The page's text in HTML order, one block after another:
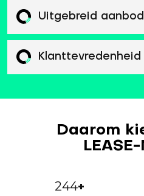
Uitgebreid aanbod
Klanttevredenheid
Daarom
244+